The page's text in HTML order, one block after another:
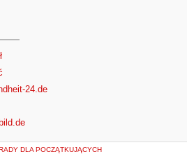
24.de
DLA POCZĄTKUJĄCYCH